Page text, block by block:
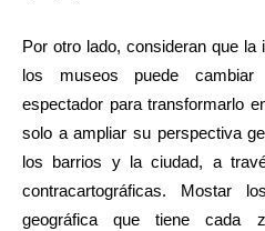
Por otro lado, consideran que
los museos puede
espectador para transformarlo
solo a ampliar su perspectiva
los barrios y la ciudad, a
contracartográficas. Mostar
geográfica que tiene cada